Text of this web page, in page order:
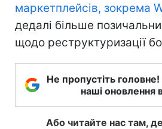
маркетплейсів, зокрема
дедалі більше
щодо реструктуризації
Не пропустіть
наші оновлення
Або читайте нас там,